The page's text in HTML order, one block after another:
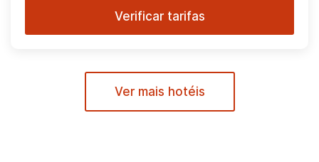
Verificar tarifas
Ver mais hotéis